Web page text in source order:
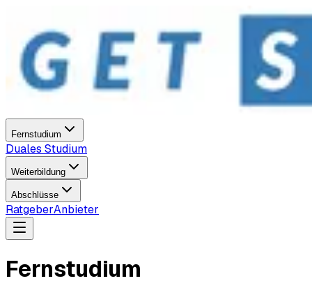
Fernstudium
Duales Studium
Weiterbildung
Abschlüsse
RatgeberAnbieter
Fernstudium